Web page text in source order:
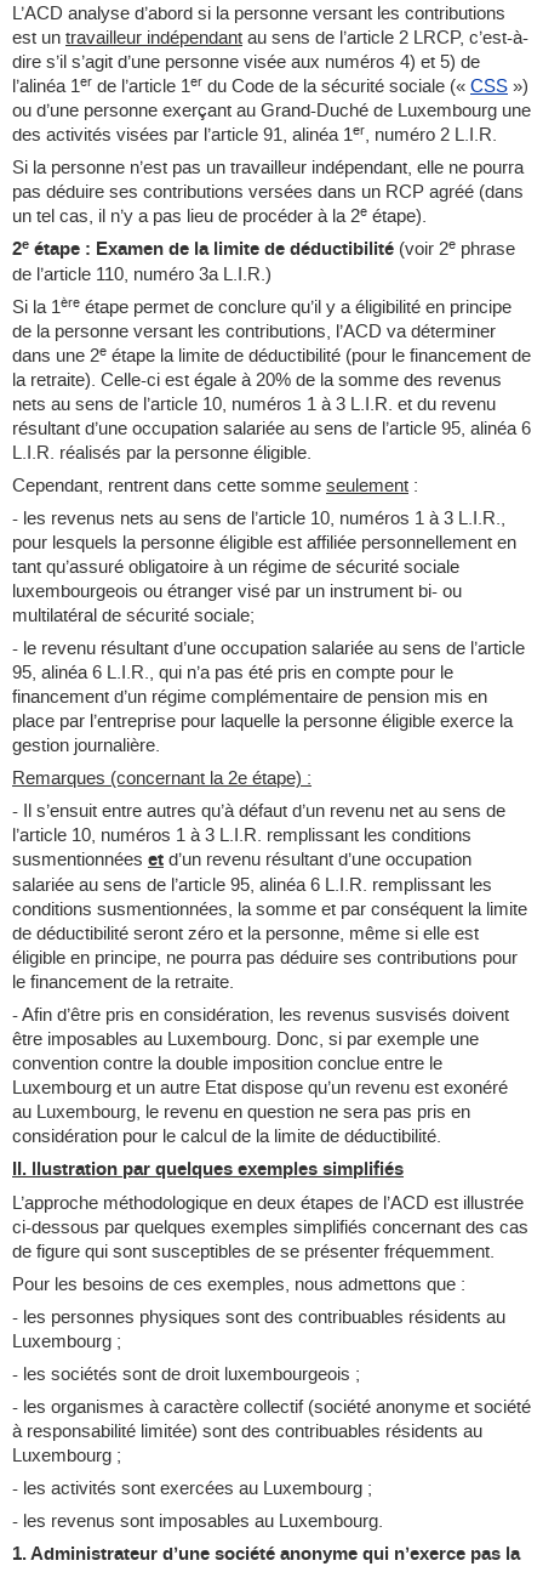
L’ACD analyse d’abord si la personne versant les contributions
est un travailleur indépendant au sens de l’article 2 LRCP, c’est-à-
dire s’il s’agit d’une personne visée aux numéros 4) et 5) de
l’alinéa 1er de l’article 1er du Code de la sécurité sociale (« CSS »)
ou d’une personne exerçant au Grand-Duché de Luxembourg une
des activités visées par l’article 91, alinéa 1er, numéro 2 L.I.R.
Si la personne n’est pas un travailleur indépendant, elle ne pourra
pas déduire ses contributions versées dans un RCP agréé (dans
un tel cas, il n’y a pas lieu de procéder à la 2e étape).
2e étape : Examen de la limite de déductibilité (voir 2e phrase
de l’article 110, numéro 3a L.I.R.)
Si la 1ère étape permet de conclure qu’il y a éligibilité en principe
de la personne versant les contributions, l’ACD va déterminer
dans une 2e étape la limite de déductibilité (pour le financement de
la retraite). Celle-ci est égale à 20% de la somme des revenus
nets au sens de l’article 10, numéros 1 à 3 L.I.R. et du revenu
résultant d’une occupation salariée au sens de l’article 95, alinéa 6
L.I.R. réalisés par la personne éligible.
Cependant, rentrent dans cette somme seulement :
- les revenus nets au sens de l’article 10, numéros 1 à 3 L.I.R.,
pour lesquels la personne éligible est affiliée personnellement en
tant qu’assuré obligatoire à un régime de sécurité sociale
luxembourgeois ou étranger visé par un instrument bi- ou
multilatéral de sécurité sociale;
- le revenu résultant d’une occupation salariée au sens de l’article
95, alinéa 6 L.I.R., qui n’a pas été pris en compte pour le
financement d’un régime complémentaire de pension mis en
place par l’entreprise pour laquelle la personne éligible exerce la
gestion journalière.
Remarques (concernant la 2e étape) :
- Il s’ensuit entre autres qu’à défaut d’un revenu net au sens de
l’article 10, numéros 1 à 3 L.I.R. remplissant les conditions
susmentionnées et d’un revenu résultant d’une occupation
salariée au sens de l’article 95, alinéa 6 L.I.R. remplissant les
conditions susmentionnées, la somme et par conséquent la limite
de déductibilité seront zéro et la personne, même si elle est
éligible en principe, ne pourra pas déduire ses contributions pour
le financement de la retraite.
- Afin d’être pris en considération, les revenus susvisés doivent
être imposables au Luxembourg. Donc, si par exemple une
convention contre la double imposition conclue entre le
Luxembourg et un autre Etat dispose qu’un revenu est exonéré
au Luxembourg, le revenu en question ne sera pas pris en
considération pour le calcul de la limite de déductibilité.
II. llustration par quelques exemples simplifiés
L’approche méthodologique en deux étapes de l’ACD est illustrée
ci-dessous par quelques exemples simplifiés concernant des cas
de figure qui sont susceptibles de se présenter fréquemment.
Pour les besoins de ces exemples, nous admettons que :
- les personnes physiques sont des contribuables résidents au
Luxembourg ;
- les sociétés sont de droit luxembourgeois ;
- les organismes à caractère collectif (société anonyme et société
à responsabilité limitée) sont des contribuables résidents au
Luxembourg ;
- les activités sont exercées au Luxembourg ;
- les revenus sont imposables au Luxembourg.
1. Administrateur d’une société anonyme qui n’exerce pas la